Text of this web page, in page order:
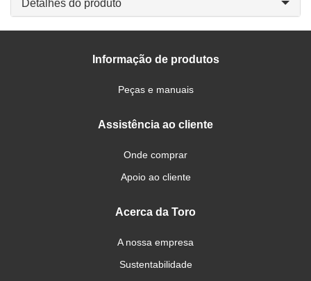
Detalhes do produto
Informação de produtos
Peças e manuais
Assistência ao cliente
Onde comprar
Apoio ao cliente
Acerca da Toro
A nossa empresa
Sustentabilidade